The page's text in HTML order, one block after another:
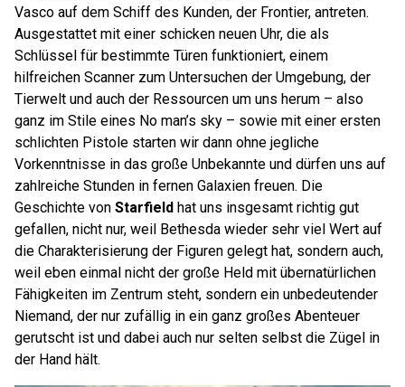
Vasco auf dem Schiff des Kunden, der Frontier, antreten.
Ausgestattet mit einer schicken neuen Uhr, die als
Schlüssel für bestimmte Türen funktioniert, einem
hilfreichen Scanner zum Untersuchen der Umgebung, der
Tierwelt und auch der Ressourcen um uns herum – also
ganz im Stile eines No man’s sky – sowie mit einer ersten
schlichten Pistole starten wir dann ohne jegliche
Vorkenntnisse in das große Unbekannte und dürfen uns auf
zahlreiche Stunden in fernen Galaxien freuen. Die
Geschichte von Starfield hat uns insgesamt richtig gut
gefallen, nicht nur, weil Bethesda wieder sehr viel Wert auf
die Charakterisierung der Figuren gelegt hat, sondern auch,
weil eben einmal nicht der große Held mit übernatürlichen
Fähigkeiten im Zentrum steht, sondern ein unbedeutender
Niemand, der nur zufällig in ein ganz großes Abenteuer
gerutscht ist und dabei auch nur selten selbst die Zügel in
der Hand hält.